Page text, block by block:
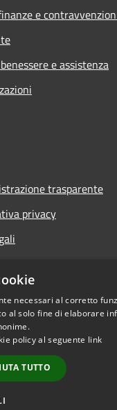
e
e assistenza
trasparente
privacy
© 2026 •
necessari al corretto
al solo fine di elaborare
policy al seguente link
TUTTO